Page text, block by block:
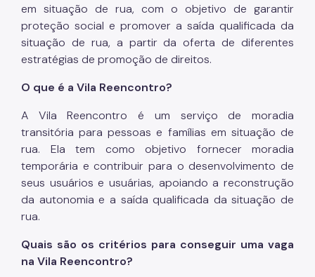
em situação de rua, com o objetivo de garantir
proteção social e promover a saída qualificada da
situação de rua, a partir da oferta de diferentes
estratégias de promoção de direitos.
O que é a Vila Reencontro?
A Vila Reencontro é um serviço de moradia
transitória para pessoas e famílias em situação de
rua. Ela tem como objetivo fornecer moradia
temporária e contribuir para o desenvolvimento de
seus usuários e usuárias, apoiando a reconstrução
da autonomia e a saída qualificada da situação de
rua.
Quais são os critérios para conseguir uma vaga
na Vila Reencontro?